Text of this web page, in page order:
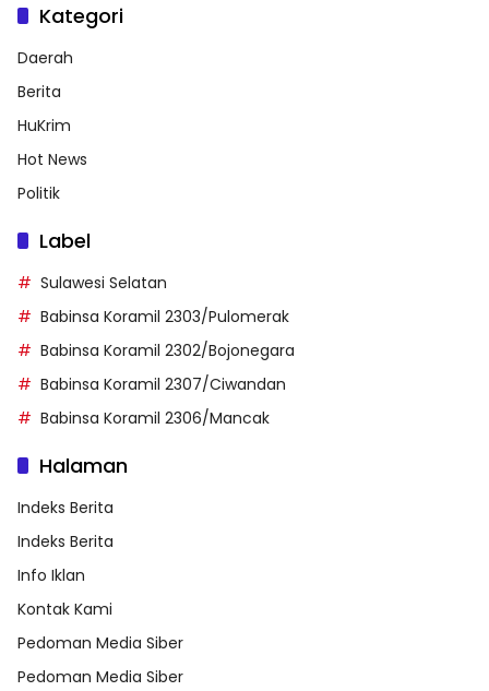
Kategori
Daerah
Berita
HuKrim
Hot News
Politik
Label
Sulawesi Selatan
Babinsa Koramil 2303/Pulomerak
Babinsa Koramil 2302/Bojonegara
Babinsa Koramil 2307/Ciwandan
Babinsa Koramil 2306/Mancak
Halaman
Indeks Berita
Indeks Berita
Info Iklan
Kontak Kami
Pedoman Media Siber
Pedoman Media Siber